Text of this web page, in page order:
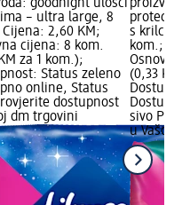
goodnight ulošci
– ultra large, 8
2,60 KM;
cijena: 8 kom.
za 1 kom.);
Status zeleno
online, Status
dostupnost
dm trgovini
s
kom.;
(0,33
sivo
u Vašoj